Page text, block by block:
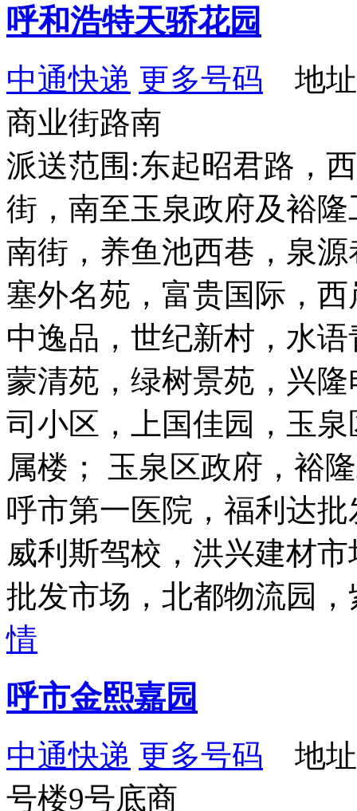
呼和浩特天骄花园
中通快递 更多号码 地址
商业街路南
派送范围:东起昭君路，
街，南至玉泉政府及裕
南街，养鱼池西巷，泉
塞外名苑，富贵国际，
中逸品，世纪新村，水
蒙清苑，绿树景苑，兴
司小区，上国佳园，玉
属楼； 玉泉区政府，裕
呼市第一医院，福利达
威利斯驾校，洪兴建材
批发市场，北都物流园
情
呼市金熙嘉园
中通快递 更多号码 地址
号楼9号底商